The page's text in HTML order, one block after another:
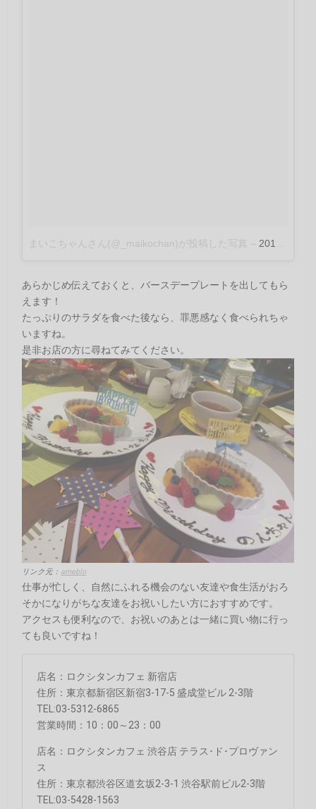
まいこちゃんさん(@_maikochan)が投稿した写真 –2016 10月 11 5:36午前 PDT
あらかじめ伝えておくと、バースデープレートを出してもら
えます！
たっぷりのサラダを食べた後なら、罪悪感なく食べられちゃ
いますね。
是非お店の方に尋ねてみてください。
リンク元： ameblo
仕事が忙しく、自然にふれる機会のない友達や食生活がおろ
そかになりがちな友達をお祝いしたい方におすすめです。
アクセスも便利なので、お祝いのあとは一緒に買い物に行っ
ても良いですね！
店名：ロクシタンカフェ 新宿店
住所：東京都新宿区新宿3-17-5 盛成堂ビル 2-3階
TEL:03-5312-6865
営業時間：10：00～23：00
店名：ロクシタンカフェ 渋谷店 テラス･ド･プロヴァン
ス
住所：東京都渋谷区道玄坂2-3-1 渋谷駅前ビル2-3階
TEL:03-5428-1563